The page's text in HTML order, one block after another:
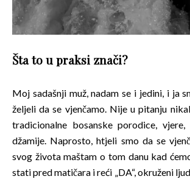
Šta to u praksi znači?
Moj sadašnji muž, nadam se i jedini, i ja
željeli da se vjenčamo. Nije u pitanju
tradicionalne bosanske porodice,
džamije. Naprosto, htjeli smo da se
svog života maštam o tom danu kad
stati pred matičara i reći „DA“, okruženi